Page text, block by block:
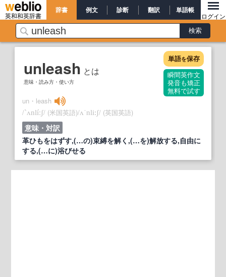
英和和英辞書
辞書 例文 診断 翻訳 単語帳
ログイン
unleash とは
意味・読み方・使い方
単語を保存
瞬間英作文
発音も矯正
無料で試す
un・leash
/`ʌnlíːʃ/ (米国英語)/ʌˈnli:ʃ/ (英国英語)
意味・対訳
革ひもをはずす,(…の)束縛を解く,(…を)解放する,自由に
する,(…に)浴びせる